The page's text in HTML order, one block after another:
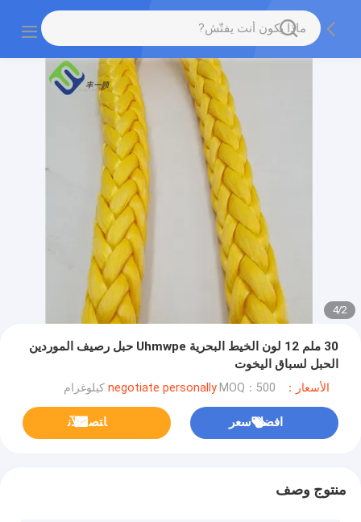
2
/
4
30 ملم 12 لون الخيط البحرية Uhmwpe حبل رصيف الموردين
الحبل لسباق اليخوت
الأسعار：negotiate personally MOQ：500 كيلوغرام
افضل سعر ﺎﺘﺼﻟ ﺍﻶﻧ
منتوج وصف